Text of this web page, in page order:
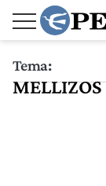
Tema:
MELLIZOS